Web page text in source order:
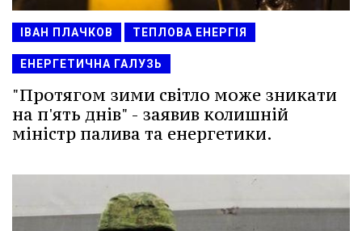
ІВАН ПЛАЧКОВ ТЕПЛОВА ЕНЕРГІЯ
ЕНЕРГЕТИЧНА ГАЛУЗЬ
"Протягом зими світло може зникати
на п'ять днів" - заявив колишній
міністр палива та енергетики.